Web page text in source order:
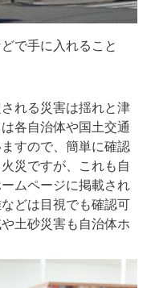
で手に入れること
れる災害は揺れと津
各自治体や国土交通
すので、簡単に確認
災ですが、これも自
ムページに掲載され
どは目視でも確認可
土砂災害も自治体ホ